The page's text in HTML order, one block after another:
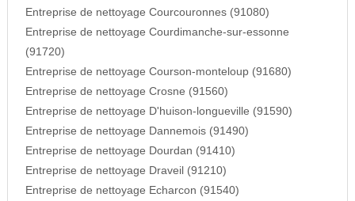
Entreprise de nettoyage Courcouronnes (91080)
Entreprise de nettoyage Courdimanche-sur-essonne
(91720)
Entreprise de nettoyage Courson-monteloup (91680)
Entreprise de nettoyage Crosne (91560)
Entreprise de nettoyage D'huison-longueville (91590)
Entreprise de nettoyage Dannemois (91490)
Entreprise de nettoyage Dourdan (91410)
Entreprise de nettoyage Draveil (91210)
Entreprise de nettoyage Echarcon (91540)